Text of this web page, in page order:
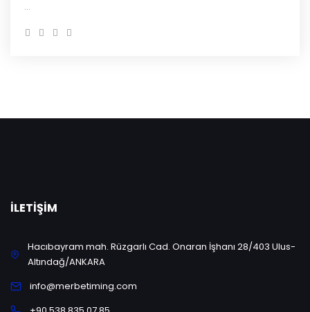
...
İLETIŞIM
Hacıbayram mah. Rüzgarlı Cad. Onaran İşhanı 28/403 Ulus-
Altındağ/ANKARA
info@merbetiming.com